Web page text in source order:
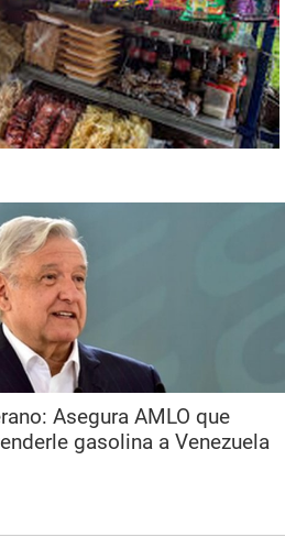
Asegura AMLO que
gasolina a Venezuela